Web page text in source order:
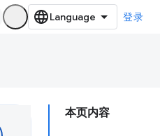
登录
本页内容